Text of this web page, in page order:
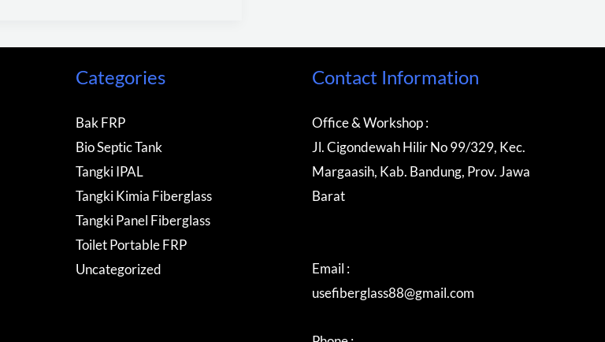
Categories
Bak FRP
Bio Septic Tank
Tangki IPAL
Tangki Kimia Fiberglass
Tangki Panel Fiberglass
Toilet Portable FRP
Uncategorized
Contact Information
Office & Workshop :
Jl. Cigondewah Hilir No 99/329, Kec.
Margaasih, Kab. Bandung, Prov. Jawa
Barat
Email :
usefiberglass88@gmail.com